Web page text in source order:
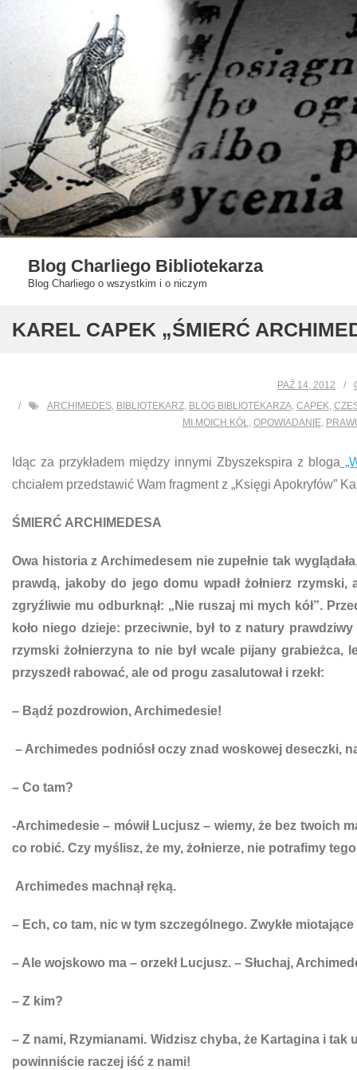
Blog Charliego Bibliotekarza
Blog Charliego o wszystkim i o niczym
KAREL CAPEK „ŚMIERĆ
PAŹ 14, 2012
ARCHIMEDES, BIBLIOTEKARZ, BLOG BIBLIOTEKARZA, CAPEK,
MI MOICH KÓŁ, OPOWIADANIE,
Idąc za przykładem między innymi Zbyszekspira z bloga
chciałem przedstawić Wam fragment z „Księgi Apokryfów”
ŚMIERĆ ARCHIMEDESA
Owa historia z Archimedesem nie zupełnie tak
prawdą, jakoby do jego domu wpadł żołnierz
zgryźliwie mu odburknął: „Nie ruszaj mi mych kół”.
koło niego dzieje: przeciwnie, był to z natury
rzymski żołnierzyna to nie był wcale pijany
przyszedł rabować, ale od progu zasalutował i rzekł:
– Bądź pozdrowion, Archimedesie!
– Archimedes podniósł oczy znad woskowej deseczki,
– Co tam?
-Archimedesie – mówił Lucjusz – wiemy, że bez twoich
co robić. Czy myślisz, że my, żołnierze, nie potrafimy
Archimedes machnął ręką.
– Ech, co tam, nic w tym szczególnego. Zwykłe
– Ale wojskowo ma – orzekł Lucjusz. – Słuchaj,
– Z kim?
– Z nami, Rzymianami. Widzisz chyba, że Kartagina i
powinniście raczej iść z nami!